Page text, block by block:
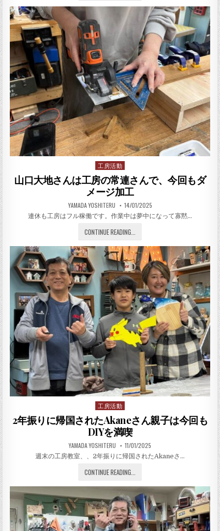
Posted in
工房活動
山口大地さんは工房の常連さんで、今回もダ
メージ加工
AUTHOR:
YAMADA YOSHITERU PUBLISHED DATE:
14/01/2025
連休も工房はフル稼働です。作業中は夢中になって寡黙…
CONTINUE READING... 山口大地さんは工房の常連
Posted in
工房活動
2年振りに帰国されたAkaneさん親子は今回も
DIYを満喫
AUTHOR:
YAMADA YOSHITERU PUBLISHED DATE:
11/01/2025
週末の工房教室、、2年振りに帰国されたAkaneさ…
CONTINUE READING... 2年振りに帰国されたAKANE